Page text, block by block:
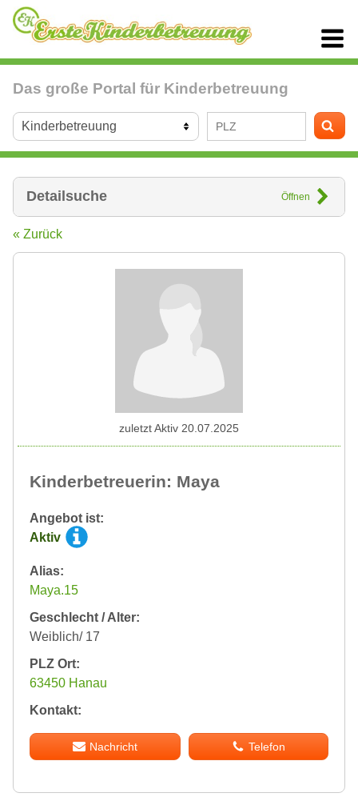
Das große Portal für Kinderbetreuung
Detailsuche Öffnen
« Zurück
Kinderbetreuerin: Maya
Angebot ist:
Aktiv
Alias:
Maya.15
Geschlecht / Alter:
Weiblich/ 17
PLZ Ort:
63450 Hanau
Kontakt:
Nachricht Telefon
zuletzt Aktiv 20.07.2025